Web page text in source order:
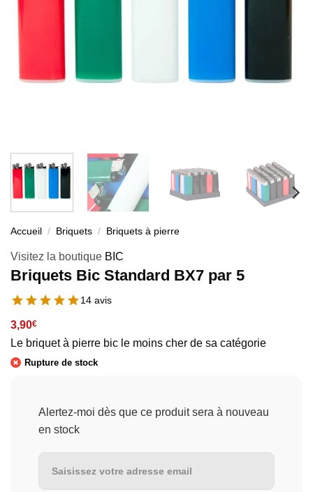
Accueil / Briquets / Briquets à pierre
Visitez la boutique BIC
Briquets Bic Standard BX7 par 5
14 avis
3,90€
Le briquet à pierre bic le moins cher de sa catégorie
Rupture de stock
Alertez-moi dès que ce produit sera à nouveau
en stock